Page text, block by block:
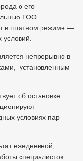
о его
ТОО
в штатном режиме —
условий.
непрерывно в
установленным
об остановке
условиях пар
ежедневной,
специалистов.